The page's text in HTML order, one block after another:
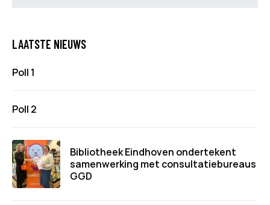
LAATSTE NIEUWS
Poll 1
Poll 2
Bibliotheek Eindhoven ondertekent
samenwerking met consultatiebureaus
GGD